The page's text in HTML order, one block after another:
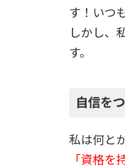
す！いつ
しかし、
す。
自信を
私は何と
「資格を